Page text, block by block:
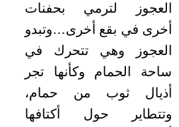
العجوز لترمي بحفنات
أخرى في بقع أخرى…وتبدو
العجوز وهي تتحرك في
ساحة الحمام وكأنها تجر
أذيال ثوب من حمام،
وتتطاير حول أكتافها